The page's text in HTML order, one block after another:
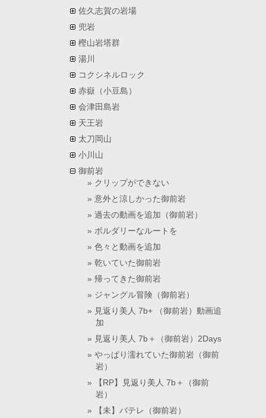
佐久志賀の岩場
兜岩
樫山岩塔群
湯川
コクシネルロック
赤嶽（小豆島）
会津田島岩
天王岩
太刀岡山
小川山
御前岩
クリップができない
意外と涼しかった御前岩
過去の動画を追加（御前岩）
ボルダリーなルートを
色々と動画を追加
乾いていた御前岩
帰ってきた御前岩
ジャングル冒険（御前岩）
見返り美人 7b+ （御前岩）動画追
加
見返り美人 7b＋（御前岩）2Days
やっぱり濡れていた御前岩（御前
岩）
【RP】見返り美人 7b＋（御前
岩）
【未】バテレ（御前岩）